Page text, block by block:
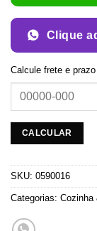
Clique
Calcule frete e prazo
SKU: 0590016
Categorias: Cozinha